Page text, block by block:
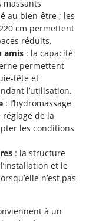
massants
au bien-être ; les
cm permettent
réduits.
amis : la capacité
permettent
tête et
l’utilisation.
: l’hydromassage
de la
les conditions
: la structure
et le
n’est pas
à un